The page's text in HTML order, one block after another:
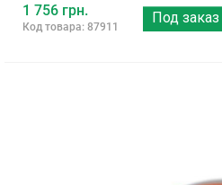
1 756 грн.
Код товара: 87911
Под заказ